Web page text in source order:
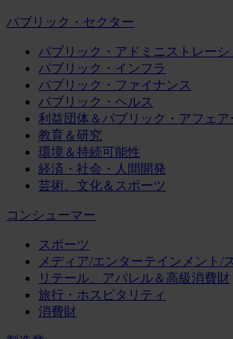
パブリック・セクター
パブリック・アドミニストレーシ
パブリック・インフラ
パブリック・ファイナンス
パブリック・ヘルス
利益団体＆パブリック・アフェア
教育＆研究
環境＆持続可能性
経済・社会・人間開発
芸術、文化＆スポーツ
コンシューマー
スポーツ
メディア/エンターテインメント/
リテール、アパレル＆高級消費財
旅行・ホスピタリティ
消費財